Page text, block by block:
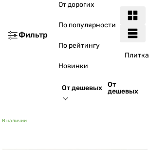
Фильтр
От дорогих
По популярности
По рейтингу
Новинки
От дешевых
От
дешевых
Плитка
В наличии